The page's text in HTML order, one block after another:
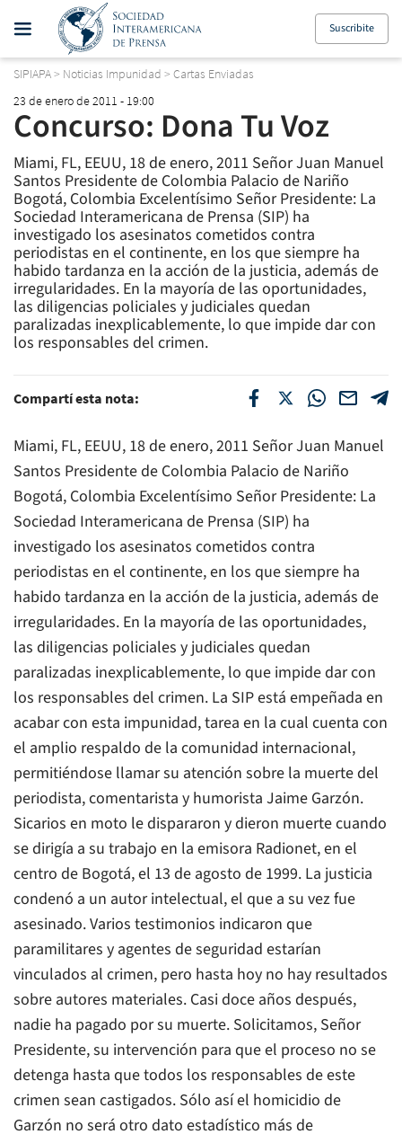
Suscribite
SIPIAPA> Noticias Impunidad > Cartas Enviadas
23 de enero de 2011 - 19:00
Concurso: Dona Tu Voz
Miami, FL, EEUU, 18 de enero, 2011 Señor Juan Manuel
Santos Presidente de Colombia Palacio de Nariño
Bogotá, Colombia Excelentísimo Señor Presidente: La
Sociedad Interamericana de Prensa (SIP) ha
investigado los asesinatos cometidos contra
periodistas en el continente, en los que siempre ha
habido tardanza en la acción de la justicia, además de
irregularidades. En la mayoría de las oportunidades,
las diligencias policiales y judiciales quedan
paralizadas inexplicablemente, lo que impide dar con
los responsables del crimen.
Compartí esta nota:
Miami, FL, EEUU, 18 de enero, 2011 Señor Juan Manuel
Santos Presidente de Colombia Palacio de Nariño
Bogotá, Colombia Excelentísimo Señor Presidente: La
Sociedad Interamericana de Prensa (SIP) ha
investigado los asesinatos cometidos contra
periodistas en el continente, en los que siempre ha
habido tardanza en la acción de la justicia, además de
irregularidades. En la mayoría de las oportunidades,
las diligencias policiales y judiciales quedan
paralizadas inexplicablemente, lo que impide dar con
los responsables del crimen. La SIP está empeñada en
acabar con esta impunidad, tarea en la cual cuenta con
el amplio respaldo de la comunidad internacional,
permitiéndose llamar su atención sobre la muerte del
periodista, comentarista y humorista Jaime Garzón.
Sicarios en moto le dispararon y dieron muerte cuando
se dirigía a su trabajo en la emisora Radionet, en el
centro de Bogotá, el 13 de agosto de 1999. La justicia
condenó a un autor intelectual, el que a su vez fue
asesinado. Varios testimonios indicaron que
paramilitares y agentes de seguridad estarían
vinculados al crimen, pero hasta hoy no hay resultados
sobre autores materiales. Casi doce años después,
nadie ha pagado por su muerte. Solicitamos, Señor
Presidente, su intervención para que el proceso no se
detenga hasta que todos los responsables de este
crimen sean castigados. Sólo así el homicidio de
Garzón no será otro dato estadístico más de